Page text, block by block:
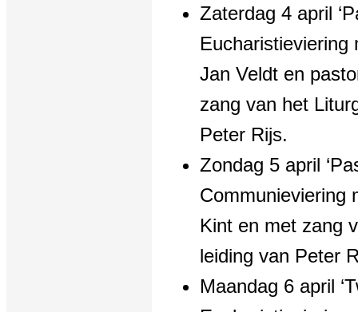
Zaterdag 4 april
Eucharistieviering
Jan Veldt en
zang van het
Peter Rijs.
Zondag 5 april
Communieviering
Kint en met zang
leiding van Peter
Maandag 6 april